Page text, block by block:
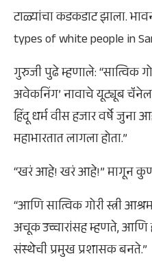
टाळ्यांचा कडकडाट झाला.
types of white people in
गुरुजी पुढे म्हणाले: “सात्विक
अवेकनिंग’ नावाचे यूट्यूब
हिंदू धर्म वीस हजार वर्षे
महाभारतात लागला होता.”
“खरं आहे! खरं आहे!” मागून
“आणि सात्विक गोरी स्त्री
अचूक उच्चारांसह म्हणते,
संस्थेची प्रमुख प्रशासक बनते.”